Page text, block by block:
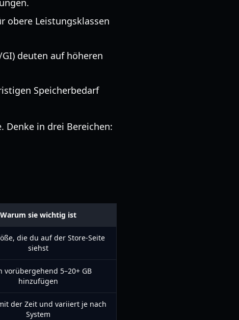
obere Leistungsklassen
deuten auf höheren
Speicherbedarf
Denke in drei Bereichen:
Warum sie wichtig ist
die du auf der Store-Seite
siehst
vorübergehend 5–20+ GB
hinzufügen
der Zeit und variiert je nach
System